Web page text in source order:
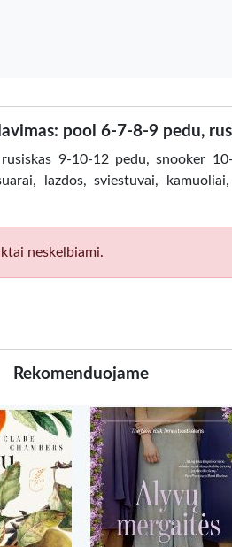
pool 6-7-8-9 pedu,
9-10-12 pedu, snooker
lazdos, sviestuvai,
neskelbiami.
Rekomenduojame